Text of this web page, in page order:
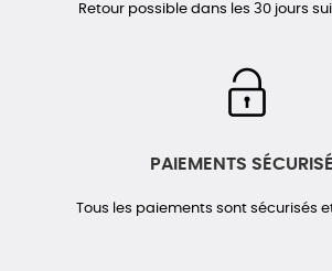
Retour possible dans les 30 jours
PAIEMENTS
Tous les paiements sont sécurisés